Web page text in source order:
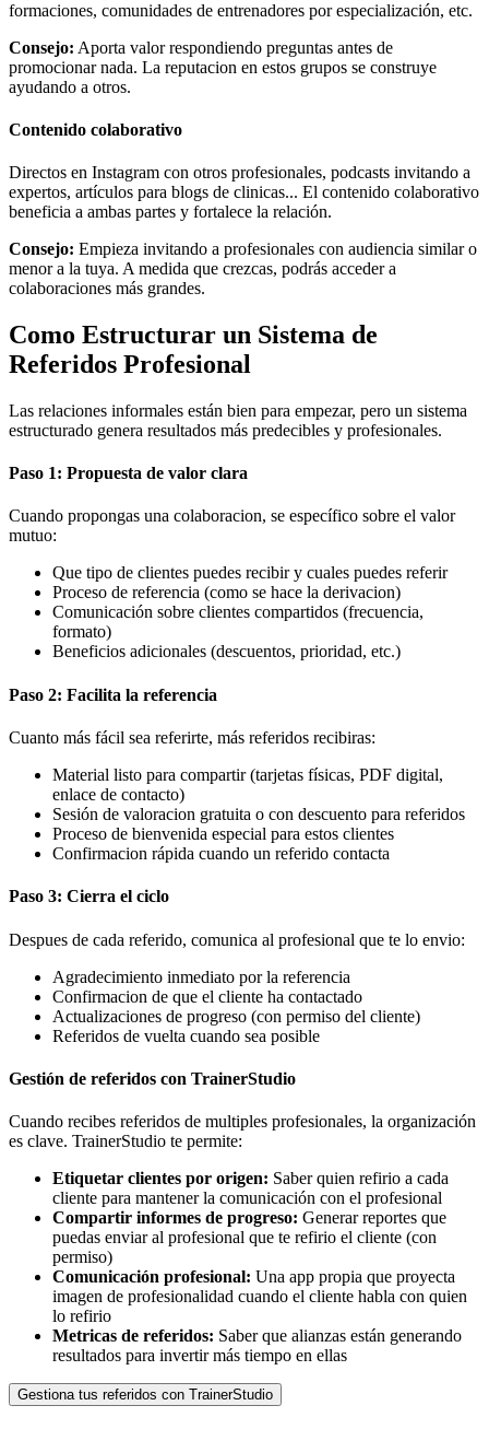
formaciones, comunidades de entrenadores por especialización, etc.
Consejo: Aporta valor respondiendo preguntas antes de
promocionar nada. La reputacion en estos grupos se construye
ayudando a otros.
Contenido colaborativo
Directos en Instagram con otros profesionales, podcasts invitando a
expertos, artículos para blogs de clinicas... El contenido colaborativo
beneficia a ambas partes y fortalece la relación.
Consejo: Empieza invitando a profesionales con audiencia similar o
menor a la tuya. A medida que crezcas, podrás acceder a
colaboraciones más grandes.
Como Estructurar un Sistema de
Referidos Profesional
Las relaciones informales están bien para empezar, pero un sistema
estructurado genera resultados más predecibles y profesionales.
Paso 1: Propuesta de valor clara
Cuando propongas una colaboracion, se específico sobre el valor
mutuo:
Que tipo de clientes puedes recibir y cuales puedes referir
Proceso de referencia (como se hace la derivacion)
Comunicación sobre clientes compartidos (frecuencia,
formato)
Beneficios adicionales (descuentos, prioridad, etc.)
Paso 2: Facilita la referencia
Cuanto más fácil sea referirte, más referidos recibiras:
Material listo para compartir (tarjetas físicas, PDF digital,
enlace de contacto)
Sesión de valoracion gratuita o con descuento para referidos
Proceso de bienvenida especial para estos clientes
Confirmacion rápida cuando un referido contacta
Paso 3: Cierra el ciclo
Despues de cada referido, comunica al profesional que te lo envio:
Agradecimiento inmediato por la referencia
Confirmacion de que el cliente ha contactado
Actualizaciones de progreso (con permiso del cliente)
Referidos de vuelta cuando sea posible
Gestión de referidos con TrainerStudio
Cuando recibes referidos de multiples profesionales, la organización
es clave. TrainerStudio te permite:
Etiquetar clientes por origen: Saber quien refirio a cada
cliente para mantener la comunicación con el profesional
Compartir informes de progreso: Generar reportes que
puedas enviar al profesional que te refirio el cliente (con
permiso)
Comunicación profesional: Una app propia que proyecta
imagen de profesionalidad cuando el cliente habla con quien
lo refirio
Metricas de referidos: Saber que alianzas están generando
resultados para invertir más tiempo en ellas
Gestiona tus referidos con TrainerStudio